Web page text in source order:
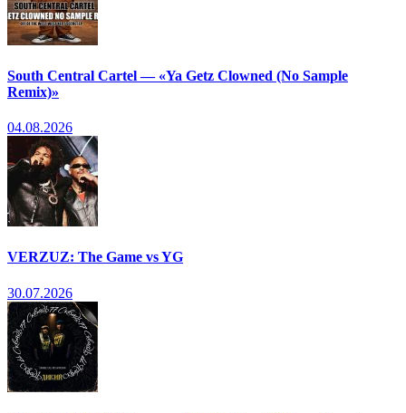
South Central Cartel — «Ya Getz Clowned (No Sample
Remix)»
04.08.2026
VERZUZ: The Game vs YG
30.07.2026